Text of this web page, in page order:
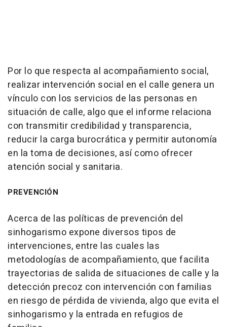
Por lo que respecta al acompañamiento social,
realizar intervención social en el calle genera un
vínculo con los servicios de las personas en
situación de calle, algo que el informe relaciona
con transmitir credibilidad y transparencia,
reducir la carga burocrática y permitir autonomía
en la toma de decisiones, así como ofrecer
atención social y sanitaria.
PREVENCIÓN
Acerca de las políticas de prevención del
sinhogarismo expone diversos tipos de
intervenciones, entre las cuales las
metodologías de acompañamiento, que facilita
trayectorias de salida de situaciones de calle y la
detección precoz con intervención con familias
en riesgo de pérdida de vivienda, algo que evita el
sinhogarismo y la entrada en refugios de